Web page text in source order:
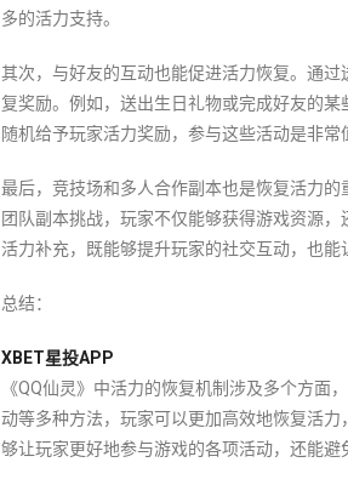
多的活力支持。
其次，与好友的互动也能促进活力恢复。通
复奖励。例如，送出生日礼物或完成好友的
随机给予玩家活力奖励，参与这些活动是非常
最后，竞技场和多人合作副本也是恢复活力
团队副本挑战，玩家不仅能够获得游戏资源
活力补充，既能够提升玩家的社交互动，也能
总结：
XBET星投APP
《QQ仙灵》中活力的恢复机制涉及多个方面
动等多种方法，玩家可以更加高效地恢复活
够让玩家更好地参与游戏的各项活动，还能避